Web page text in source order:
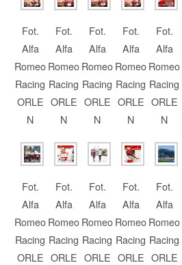
Fot.
Alfa
Romeo
Racing
ORLE
N
Fot.
Alfa
Romeo
Racing
ORLE
N
Fot.
Alfa
Romeo
Racing
ORLE
N
Fot.
Alfa
Romeo
Racing
ORLE
N
Fot.
Alfa
Romeo
Racing
ORLE
N
Fot.
Alfa
Romeo
Racing
ORLE
Fot.
Alfa
Romeo
Racing
ORLE
Fot.
Alfa
Romeo
Racing
ORLE
Fot.
Alfa
Romeo
Racing
ORLE
Fot.
Alfa
Romeo
Racing
ORLE